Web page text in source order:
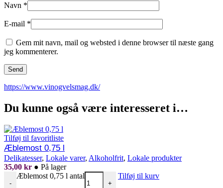
Navn *
E-mail *
Gem mit navn, mail og websted i denne browser til næste gang
jeg kommenterer.
https://www.vinogvelsmag.dk/
Du kunne også være interesseret i…
Tilføj til favoritliste
Æblemost 0,75 l
Delikatesser, Lokale varer, Alkoholfrit, Lokale produkter
35,00 kr ● På lager
-
Æblemost 0,75 l antal
+
Tilføj til kurv